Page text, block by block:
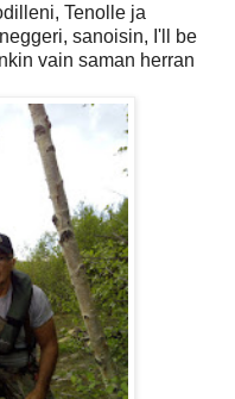
Tenolle ja
sanoisin, I'll be
vain saman herran